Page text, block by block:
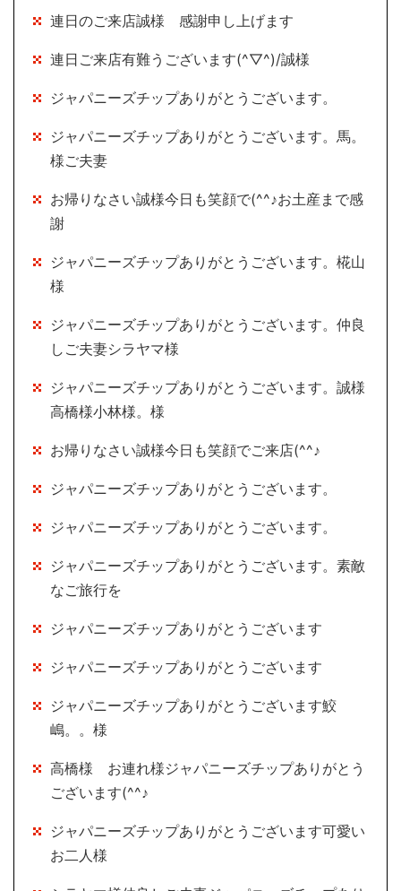
連日のご来店誠様 感謝申し上げます
連日ご来店有難うございます(^▽^)/誠様
ジャパニーズチップありがとうございます。
ジャパニーズチップありがとうございます。馬。
様ご夫妻
お帰りなさい誠様今日も笑顔で(^^♪お土産まで感
謝
ジャパニーズチップありがとうございます。椛山
様
ジャパニーズチップありがとうございます。仲良
しご夫妻シラヤマ様
ジャパニーズチップありがとうございます。誠様
高橋様小林様。様
お帰りなさい誠様今日も笑顔でご来店(^^♪
ジャパニーズチップありがとうございます。
ジャパニーズチップありがとうございます。
ジャパニーズチップありがとうございます。素敵
なご旅行を
ジャパニーズチップありがとうございます
ジャパニーズチップありがとうございます
ジャパニーズチップありがとうございます鮫
嶋。。様
高橋様 お連れ様ジャパニーズチップありがとう
ございます(^^♪
ジャパニーズチップありがとうございます可愛い
お二人様